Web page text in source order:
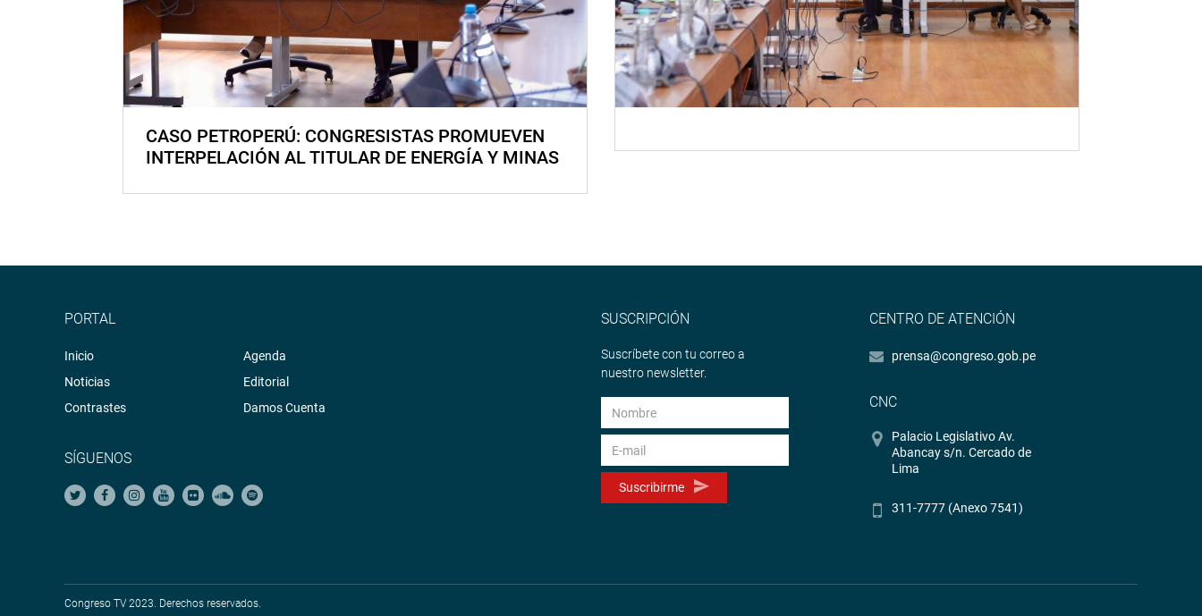
CASO PETROPERÚ: CONGRESISTAS PROMUEVEN
INTERPELACIÓN AL TITULAR DE ENERGÍA Y MINAS
PORTAL
Inicio
Noticias
Contrastes
Agenda
Editorial
Damos Cuenta
SÍGUENOS
SUSCRIPCIÓN
Suscríbete con tu correo a
nuestro newsletter.
Suscribirme
CENTRO DE ATENCIÓN
prensa@congreso.gob.pe
CNC
Palacio Legislativo Av.
Abancay s/n. Cercado de
Lima
311-7777 (Anexo 7541)
Congreso TV 2023. Derechos reservados.